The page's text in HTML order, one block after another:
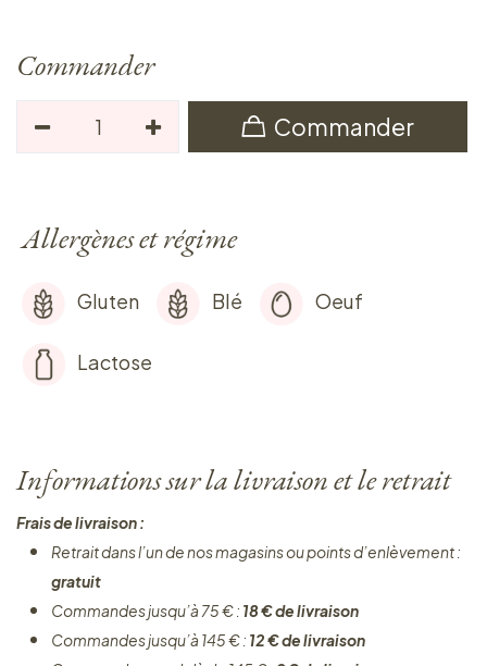
Commander
Commander
Allergènes et régime
Gluten Blé Oeuf
Lactose
Informations sur la livraison et le retrait
Frais de livraison :
Retrait dans l’un de nos magasins ou points d’enlèvement :
gratuit
Commandes jusqu’à 75 € : 18 € de livraison
Commandes jusqu’à 145 € : 12 € de livraison